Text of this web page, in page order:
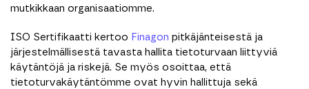
mutkikkaan organisaatiomme.
ISO Sertifikaatti kertoo Finagon pitkäjänteisestä ja
järjestelmällisestä tavasta hallita tietoturvaan liittyviä
käytäntöjä ja riskejä. Se myös osoittaa, että
tietoturvakäytäntömme ovat hyvin hallittuja sekä